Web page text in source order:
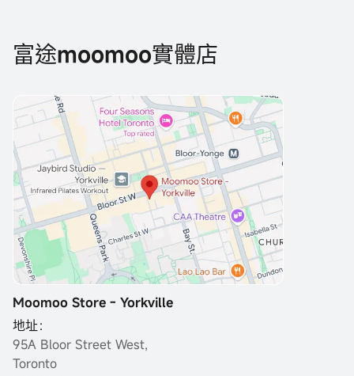
富途moomoo實體店
Moomoo Store - Yorkville
地址：
95A Bloor Street West,
Toronto